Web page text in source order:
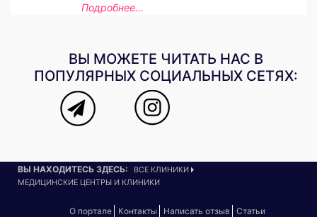
Подробнее...
ВЫ МОЖЕТЕ ЧИТАТЬ НАС В
ПОПУЛЯРНЫХ СОЦИАЛЬНЫХ СЕТЯХ:
ВЫ НАХОДИТЕСЬ ЗДЕСЬ:
ВСЕ КЛИНИКИ
МЕДИЦИНСКИЕ ЦЕНТРЫ И КЛИНИКИ
О портале Контакты Написать отзыв
Статьи